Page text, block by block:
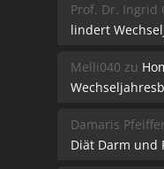
Prof. Dr. Ingrid
lindert
Melli040 zu
Damaris
Diät Darm und